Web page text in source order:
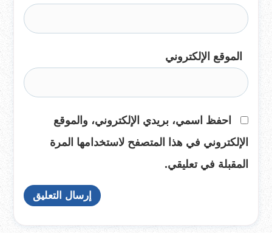
الموقع الإلكتروني
احفظ اسمي، بريدي الإلكتروني، والموقع
الإلكتروني في هذا المتصفح لاستخدامها المرة
المقبلة في تعليقي.